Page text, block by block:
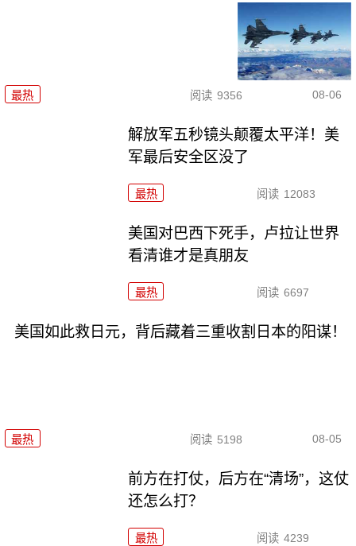
最热 阅读 9356 08-06
解放军五秒镜头颠覆太平洋！美
军最后安全区没了
最热 阅读 12083
美国对巴西下死手，卢拉让世界
看清谁才是真朋友
最热 阅读 6697
美国如此救日元，背后藏着三重收割日本的阳谋！
最热 阅读 5198 08-05
前方在打仗，后方在“清场”，这仗
还怎么打？
最热 阅读 4239